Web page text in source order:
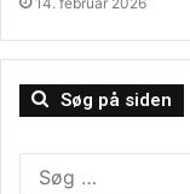
Søg på siden